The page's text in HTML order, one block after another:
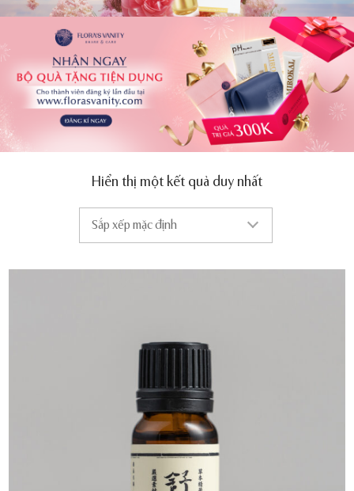
Hiển thị một kết quả duy nhất